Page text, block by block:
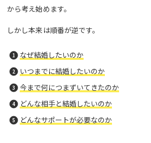
から考え始めます。
しかし本来は順番が逆です。
なぜ結婚したいのか
いつまでに結婚したいのか
今まで何につまずいてきたのか
どんな相手と結婚したいのか
どんなサポートが必要なのか